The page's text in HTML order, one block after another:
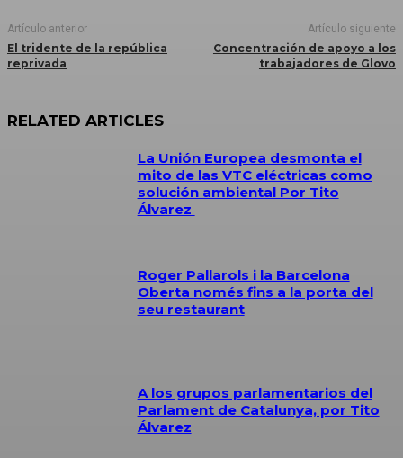
Artículo anterior
El tridente de la república
reprivada
Artículo siguiente
Concentración de apoyo a los
trabajadores de Glovo
RELATED ARTICLES
La Unión Europea desmonta el
mito de las VTC eléctricas como
solución ambiental Por Tito
Álvarez
Roger Pallarols i la Barcelona
Oberta només fins a la porta del
seu restaurant
A los grupos parlamentarios del
Parlament de Catalunya, por Tito
Álvarez